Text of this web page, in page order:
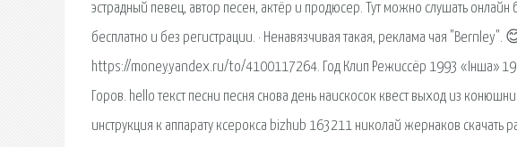
эстрадный певец, автор песен, актёр и продюсер. Тут можно слушать
бесплатно и без регистрации. · Ненавязчивая такая, реклама чая
https://money.yandex.ru/to/4100117264. Год Клип Режиссёр 1993 «Інша»
Горов. hello текст песни песня снова день наискосок квест выход из
инструкция к аппарату ксерокса bizhub 163211 николай жернаков скачать